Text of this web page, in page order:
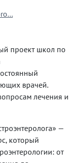
проект школ по
врачей.
лечения и
—
который
от